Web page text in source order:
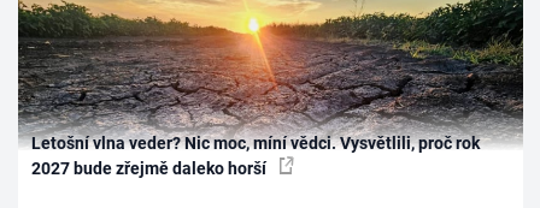
Letošní vlna veder? Nic moc, míní vědci. Vysvětlili, proč rok
2027 bude zřejmě daleko horší